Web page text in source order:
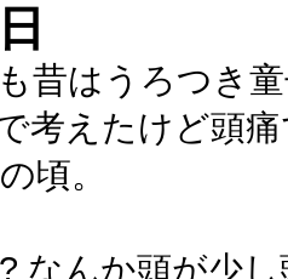
も昔はうろつき
考えたけど頭
頃。
なんか頭が少